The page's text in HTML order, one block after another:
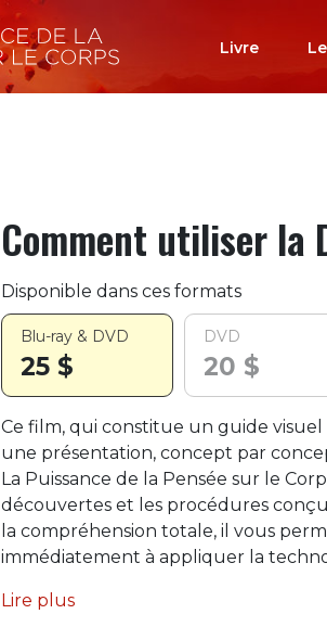
Livre
Comment utiliser la
Disponible dans ces formats
Blu-ray & DVD
25 $
DVD
20 $
Ce film, qui constitue un guide visuel
une présentation, concept par
La Puissance de la Pensée sur le
découvertes et les procédures
la compréhension totale, il vous
immédiatement à appliquer la
Lire plus